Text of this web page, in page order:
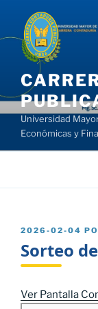
contenido
Universidad
Económicas y
PUBLICADO
2026-02-04
Sorteo
Ver Pantalla